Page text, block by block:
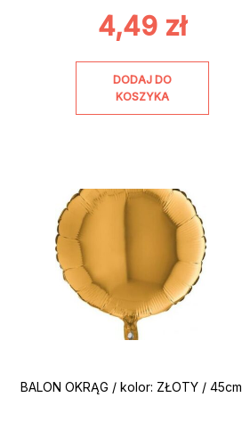
4,49 zł
DODAJ DO
KOSZYKA
BALON OKRĄG / kolor: ZŁOTY / 45cm